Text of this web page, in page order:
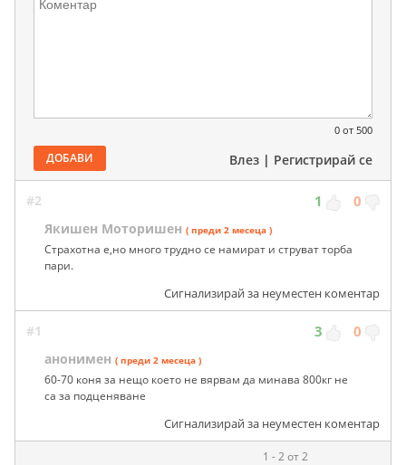
0 от 500
ДОБАВИ Влез | Регистрирай се
#2 1 0
Якишен Моторишен ( преди 2 месеца )
Страхотна е,но много трудно се намират и струват торба
пари.
Сигнализирай за неуместен коментар
#1 3 0
анонимен ( преди 2 месеца )
60-70 коня за нещо което не вярвам да минава 800кг не
са за подценяване
Сигнализирай за неуместен коментар
1 - 2 от 2